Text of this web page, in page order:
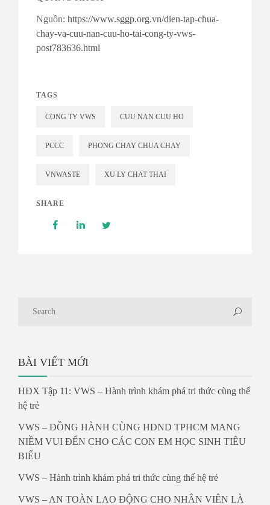
Nguồn: https://www.sggp.org.vn/dien-tap-chua-
chay-va-cuu-nan-cuu-ho-tai-cong-ty-vws-
post783636.html
TAGS
CONG TY VWS CUU NAN CUU HO
PCCC PHONG CHAY CHUA CHAY
VNWASTE XU LY CHAT THAI
SHARE
BÀI VIẾT MỚI
HĐX Tập 11: VWS – Hành trình khám phá tri thức cùng thế
hệ trẻ
VWS – ĐỒNG HÀNH CÙNG HĐND TPHCM MANG
NIỀM VUI ĐẾN CHO CÁC CON EM HỌC SINH TIÊU
BIỂU
VWS – Hành trình khám phá tri thức cùng thế hệ trẻ
VWS – AN TOÀN LAO ĐỘNG CHO NHÂN VIÊN LÀ